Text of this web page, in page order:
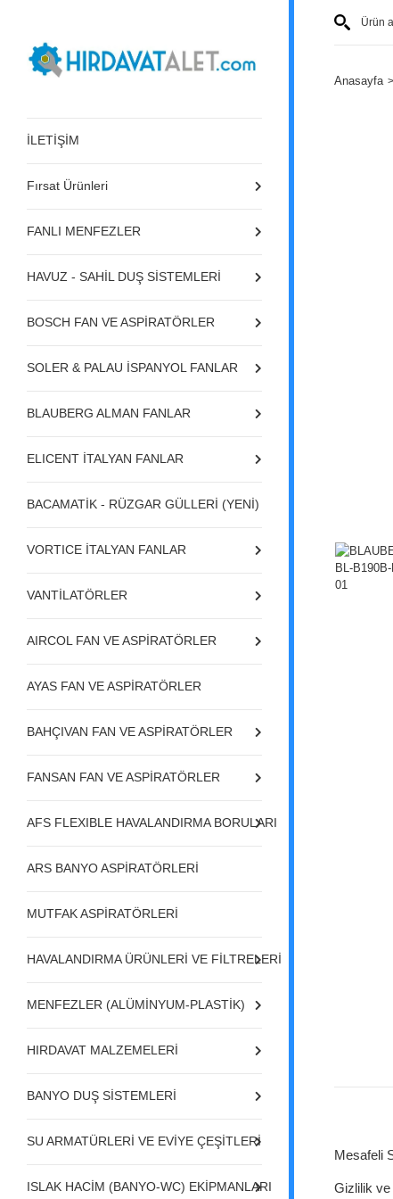
İLETİŞİM
Fırsat Ürünleri
FANLI MENFEZLER
HAVUZ - SAHİL DUŞ SİSTEMLERİ
BOSCH FAN VE ASPİRATÖRLER
SOLER & PALAU İSPANYOL FANLAR
BLAUBERG ALMAN FANLAR
ELICENT İTALYAN FANLAR
BACAMATİK - RÜZGAR GÜLLERİ (YENİ)
VORTICE İTALYAN FANLAR
VANTİLATÖRLER
AIRCOL FAN VE ASPİRATÖRLER
AYAS FAN VE ASPİRATÖRLER
BAHÇIVAN FAN VE ASPİRATÖRLER
FANSAN FAN VE ASPİRATÖRLER
AFS FLEXIBLE HAVALANDIRMA BORULARI
ARS BANYO ASPİRATÖRLERİ
MUTFAK ASPİRATÖRLERİ
HAVALANDIRMA ÜRÜNLERİ VE FİLTRELERİ
MENFEZLER (ALÜMİNYUM-PLASTİK)
HIRDAVAT MALZEMELERİ
BANYO DUŞ SİSTEMLERİ
SU ARMATÜRLERİ VE EVİYE ÇEŞİTLERİ
ISLAK HACİM (BANYO-WC) EKİPMANLARI
Anasayfa
Mesafeli
Gizlilik